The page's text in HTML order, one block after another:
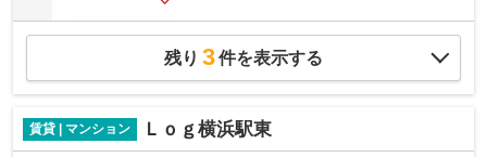
残り 3件を表示する
賃貸 | マンション Ｌｏｇ横浜駅東